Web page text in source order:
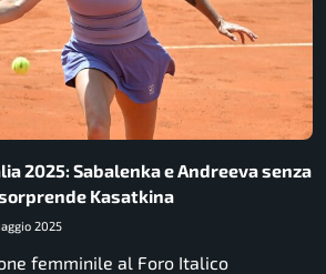
2025: Sabalenka e Andreeva senza
Kasatkina
2025
femminile al Foro Italico